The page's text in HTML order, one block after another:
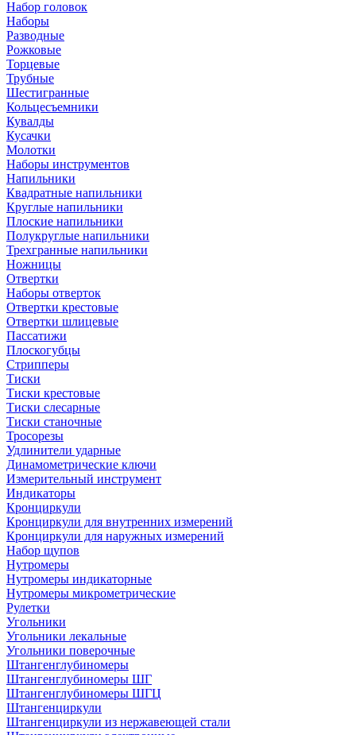
Набор головок
Наборы
Разводные
Рожковые
Торцевые
Трубные
Шестигранные
Кольцесъемники
Кувалды
Кусачки
Молотки
Наборы инструментов
Напильники
Квадратные напильники
Круглые напильники
Плоские напильники
Полукруглые напильники
Трехгранные напильники
Ножницы
Отвертки
Наборы отверток
Отвертки крестовые
Отвертки шлицевые
Пассатижи
Плоскогубцы
Стрипперы
Тиски
Тиски крестовые
Тиски слесарные
Тиски станочные
Тросорезы
Удлинители ударные
Динамометрические ключи
Измерительный инструмент
Индикаторы
Кронциркули
Кронциркули для внутренних измерений
Кронциркули для наружных измерений
Набор щупов
Нутромеры
Нутромеры индикаторные
Нутромеры микрометрические
Рулетки
Угольники
Угольники лекальные
Угольники поверочные
Штангенглубиномеры
Штангенглубиномеры ШГ
Штангенглубиномеры ШГЦ
Штангенциркули
Штангенциркули из нержавеющей стали